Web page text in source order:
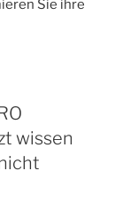
Sie ihre
wissen